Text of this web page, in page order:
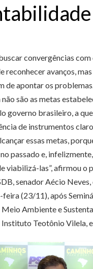
convergências com
reconhecer avanços,
de apontar os
são as metas
governo brasileiro, a
de instrumentos
essas metas,
passado e,
viabilizá-las”, afirmou o
senador Aécio
feira (23/11), após
Meio Ambiente e
Teotônio Vilela,